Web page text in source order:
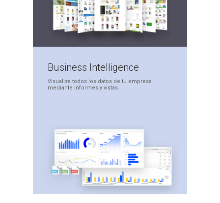
Business Intelligence
Visualiza todos los datos de tu empresa
mediante informes y vistas.